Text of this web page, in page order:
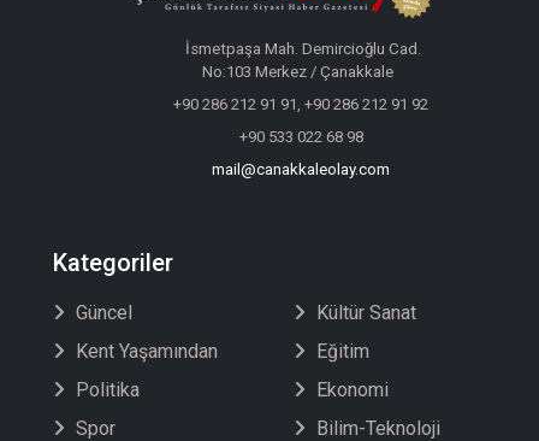
İsmetpaşa Mah. Demircioğlu Cad.
No:103 Merkez / Çanakkale
+90 286 212 91 91, +90 286 212 91 92
+90 533 022 68 98
mail@canakkaleolay.com
Kategoriler
Güncel
Kent Yaşamından
Politika
Spor
Kültür Sanat
Eğitim
Ekonomi
Bilim-Teknoloji